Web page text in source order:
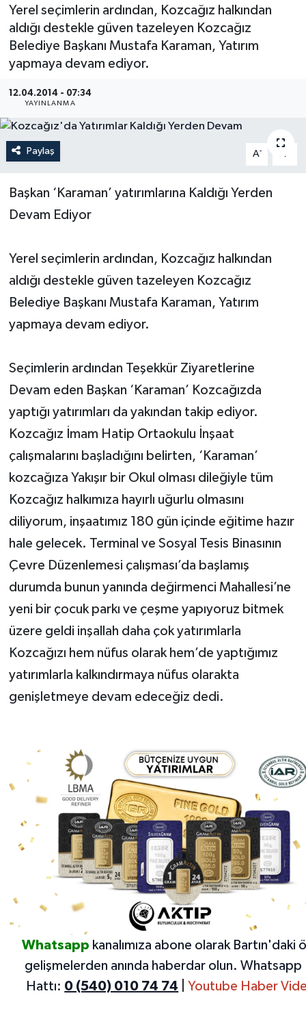
Yerel seçimlerin ardından, Kozcağız halkından
aldığı destekle güven tazeleyen Kozcağız
Belediye Başkanı Mustafa Karaman, Yatırım
yapmaya devam ediyor.
12.04.2014 - 07:34
YAYINLANMA
Paylaş A- A
Başkan ‘Karaman’ yatırımlarına Kaldığı Yerden
Devam Ediyor
Yerel seçimlerin ardından, Kozcağız halkından
aldığı destekle güven tazeleyen Kozcağız
Belediye Başkanı Mustafa Karaman, Yatırım
yapmaya devam ediyor.
Seçimlerin ardından Teşekkür Ziyaretlerine
Devam eden Başkan ‘Karaman’ Kozcağızda
yaptığı yatırımları da yakından takip ediyor.
Kozcağız İmam Hatip Ortaokulu İnşaat
çalışmalarını başladığını belirten, ‘Karaman’
kozcağıza Yakışır bir Okul olması dileğiyle tüm
Kozcağız halkımıza hayırlı uğurlu olmasını
diliyorum, inşaatımız 180 gün içinde eğitime hazır
hale gelecek. Terminal ve Sosyal Tesis Binasının
Çevre Düzenlemesi çalışması’da başlamış
durumda bunun yanında değirmenci Mahallesi’ne
yeni bir çocuk parkı ve çeşme yapıyoruz bitmek
üzere geldi inşallah daha çok yatırımlarla
Kozcağızı hem nüfus olarak hem’de yaptığımız
yatırımlarla kalkındırmaya nüfus olarakta
genişletmeye devam edeceğiz dedi.
Whatsapp kanalımıza abone olarak Bartın'daki
gelişmelerden anında haberdar olun. Whatsapp
Hattı: 0 (540) 010 74 74 Youtube Haber
Medya
Sağlık
Sinema
Sivil Toplum
Siyaset
Spor
Turizm
Yaşam
DÜNYA
YEREL